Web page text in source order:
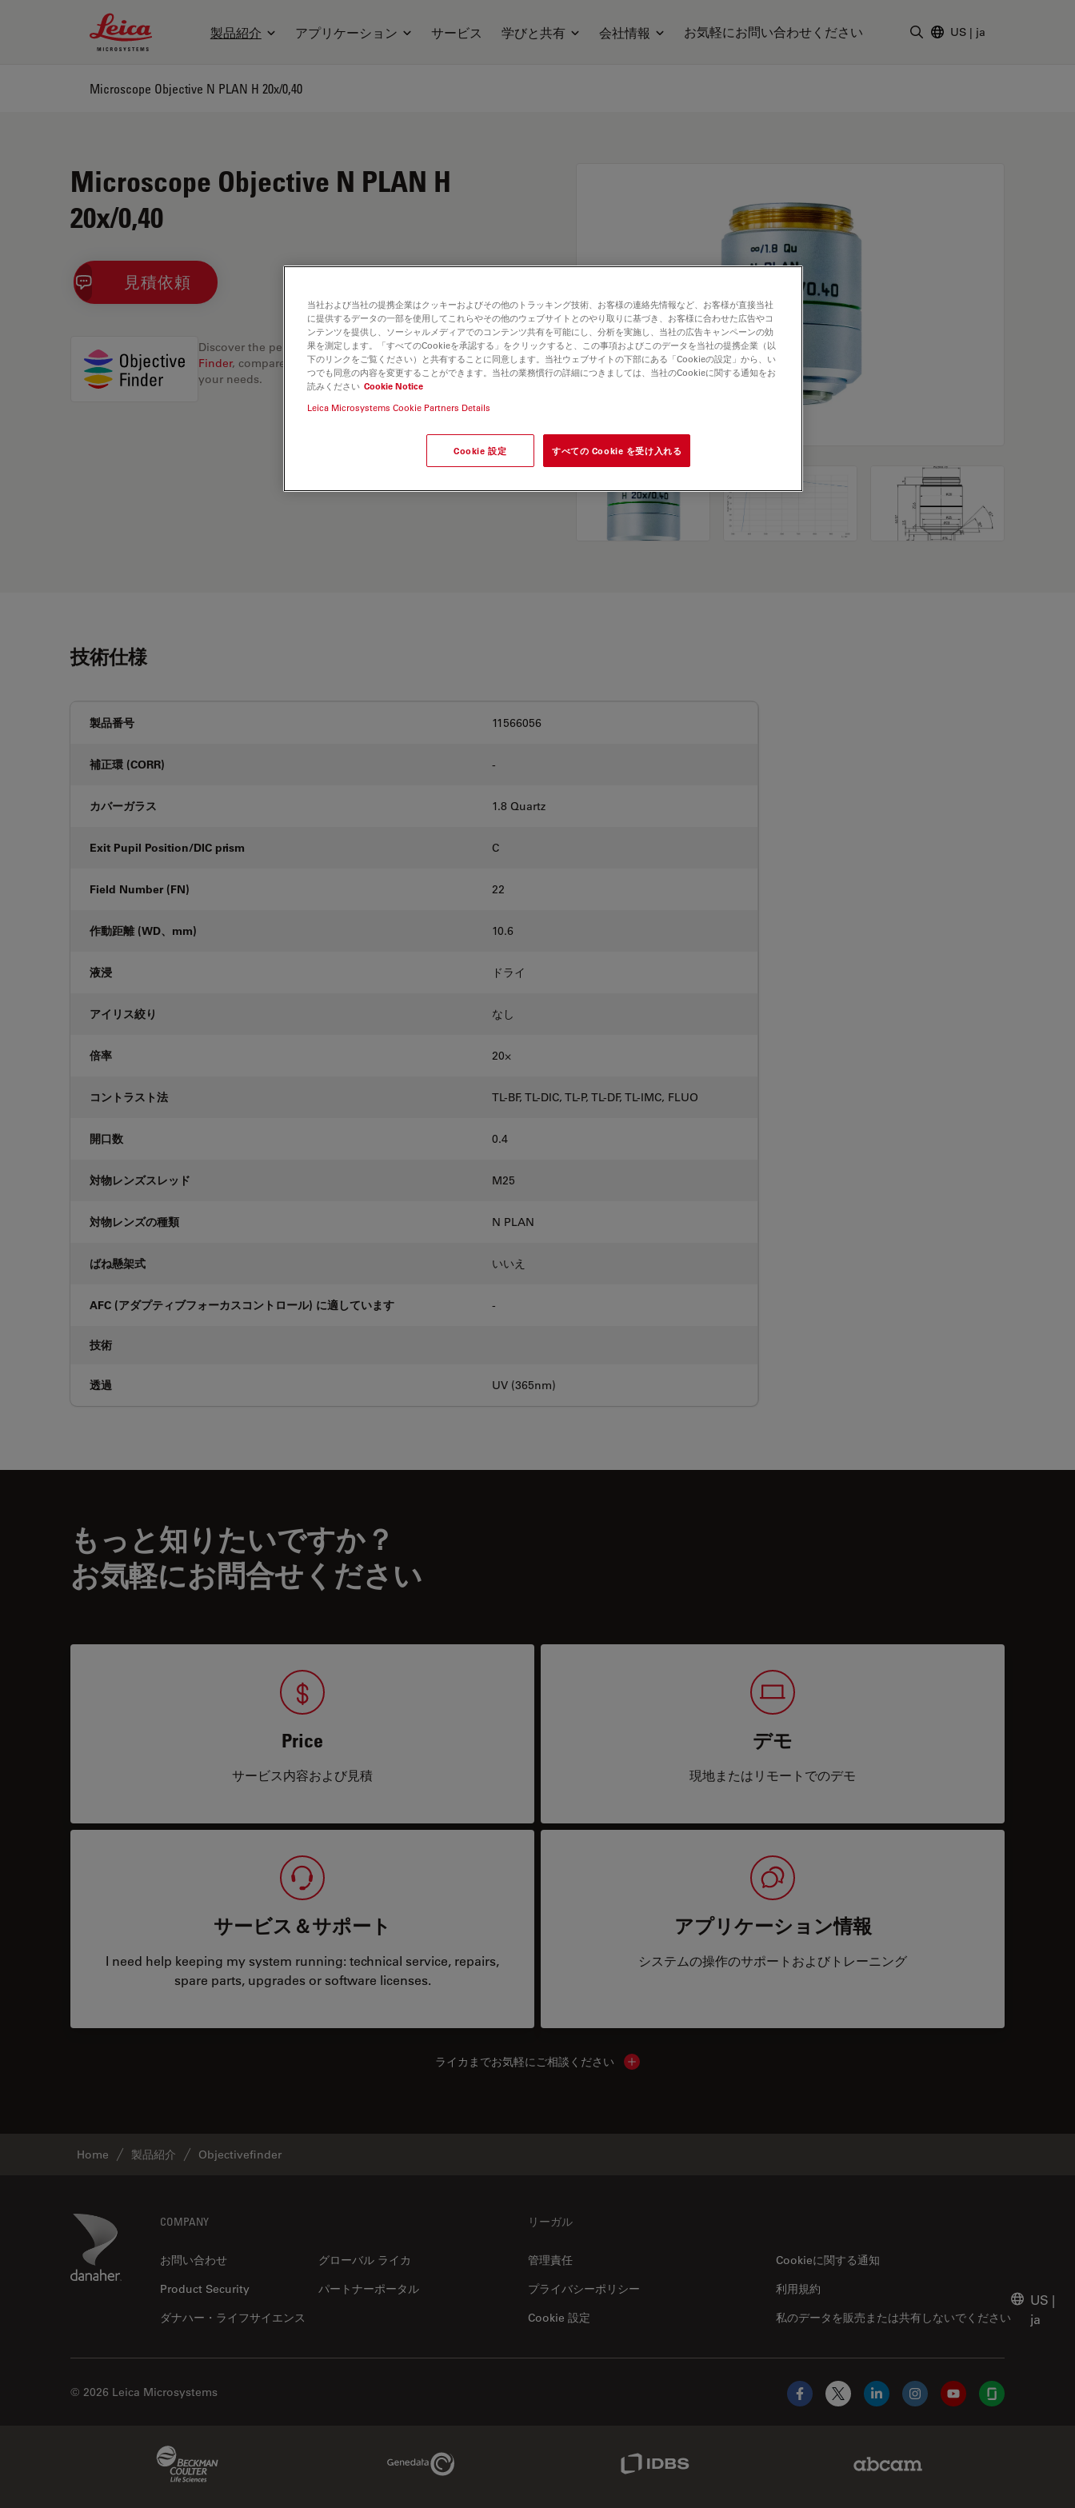
Leica Microsystems Logo
製品紹介 アプリケーション サービス 学びと共有 会社情報 お気軽にお問い合わせください US | ja
Microscope Objective N PLAN H 20x/0,40
Microscope Objective N PLAN H
20x/0,40
見積依頼
Discover the perfect solution. Explore ourObjective
Finder, compare alternatives, and find the best fit for
your needs.
技術仕様
製品番号 11566056
補正環 (CORR) -
カバーガラス 1.8 Quartz
Exit Pupil Position/DIC prism C
Field Number (FN) 22
作動距離 (WD、mm) 10.6
液浸 ドライ
アイリス絞り なし
倍率 20⨉
コントラスト法 TL-BF, TL-DIC, TL-P, TL-DF, TL-IMC, FLUO
開口数 0.4
対物レンズスレッド M25
対物レンズの種類 N PLAN
ばね懸架式 いいえ
AFC (アダプティブフォーカスコントロール) に適しています -
技術
透過 UV (365nm)
もっと知りたいですか？
お気軽にお問合せください
Price
サービス内容および見積
デモ
現地またはリモートでのデモ
サービス＆サポート
I need help keeping my system running: technical service, repairs,
spare parts, upgrades or software licenses.
アプリケーション情報
システムの操作のサポートおよびトレーニング
ライカまでお気軽にご相談ください Show local contacts
Home 製品紹介 Objectivefinder
Danaher Logo COMPANY
お問い合わせ
グローバル ライカ
Product Security
パートナーポータル
ダナハー・ライフサイエンス
リーガル
管理責任
Cookieに関する通知
プライバシーポリシー
私のデータを販売または共有しないでください
利用規約
Cookie 設定
US |
ja
© 2026 Leica Microsystems
Facebook
X LinkedInInstagramYouTubeGlassdoor
Genedata Link IDBS Link
当社および当社の提携企業はクッキーおよびその他のトラッキング技術、お客様の連絡先情報など、お客様が直接当社
に提供するデータの一部を使用してこれらやその他のウェブサイトとのやり取りに基づき、お客様に合わせた広告やコ
ンテンツを提供し、ソーシャルメディアでのコンテンツ共有を可能にし、分析を実施し、当社の広告キャンペーンの効
果を測定します。「すべてのCookieを承認する」をクリックすると、この事項およびこのデータを当社の提携企業（以
下のリンクをご覧ください）と共有することに同意します。当社ウェブサイトの下部にある「Cookieの設定」から、い
つでも同意の内容を変更することができます。当社の業務慣行の詳細につきましては、当社のCookieに関する通知をお
読みください Cookie Notice
Leica Microsystems Cookie Partners Details
Cookie 設定 すべての Cookie を受け入れる